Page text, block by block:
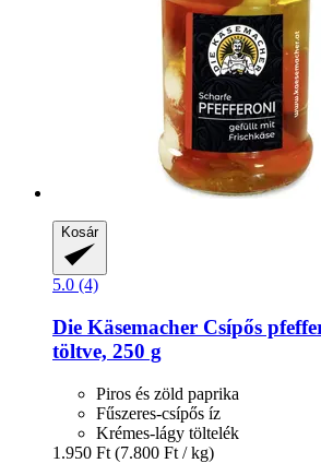
Kosár
5.0 (4)
Die Käsemacher Csípős
töltve, 250 g
Piros és zöld paprika
Fűszeres-csípős íz
Krémes-lágy töltelék
1.950 Ft (7.800 Ft / kg)